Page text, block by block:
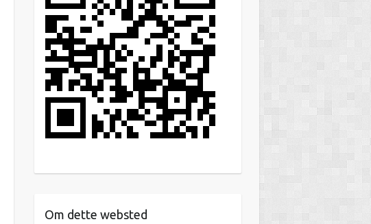
Om dette websted